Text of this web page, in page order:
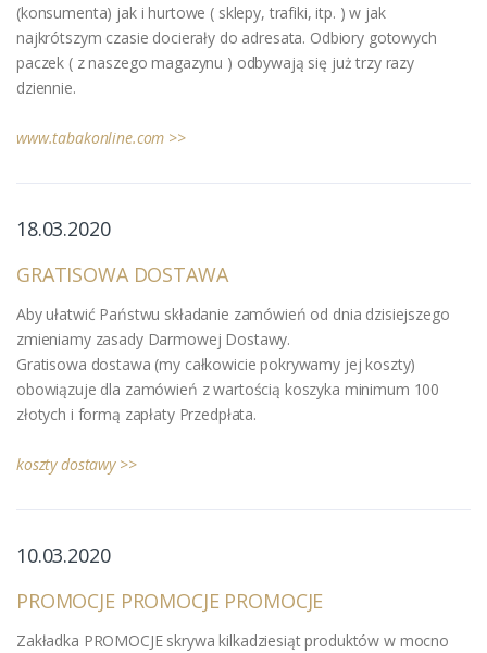
(konsumenta) jak i hurtowe ( sklepy, trafiki, itp. ) w jak
najkrótszym czasie docierały do adresata. Odbiory gotowych
paczek ( z naszego magazynu ) odbywają się już trzy razy
dziennie.
www.tabakonline.com >>
18.03.2020
GRATISOWA DOSTAWA
Aby ułatwić Państwu składanie zamówień od dnia dzisiejszego
zmieniamy zasady Darmowej Dostawy.
Gratisowa dostawa (my całkowicie pokrywamy jej koszty)
obowiązuje dla zamówień z wartością koszyka minimum 100
złotych i formą zapłaty Przedpłata.
koszty dostawy >>
10.03.2020
PROMOCJE PROMOCJE PROMOCJE
Zakładka PROMOCJE skrywa kilkadziesiąt produktów w mocno